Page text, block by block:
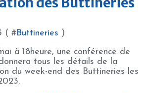
( #Buttineries )
à 18heure, une conférence de
tous les détails de la
du week-end des Buttineries les